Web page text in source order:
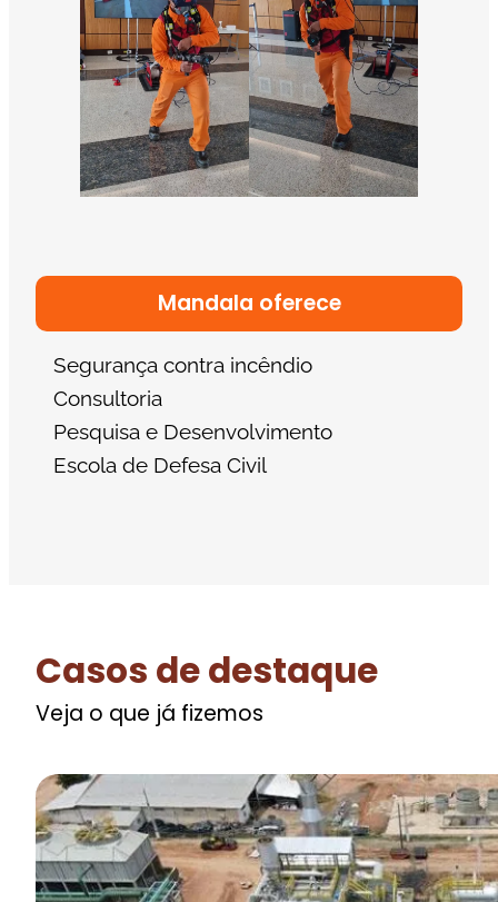
Mandala oferece
Segurança contra incêndio
Consultoria
Pesquisa e Desenvolvimento
Escola de Defesa Civil
Casos de destaque
Veja o que já fizemos